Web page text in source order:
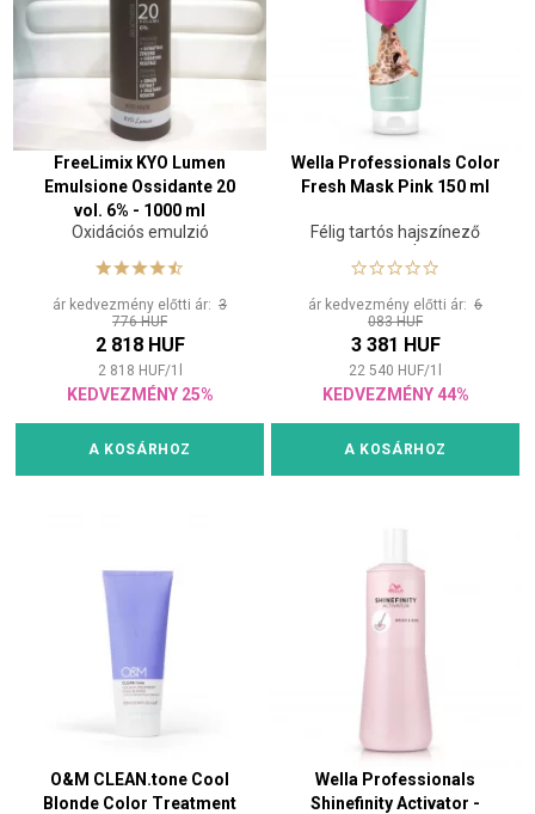
FreeLimix KYO Lumen
Emulsione Ossidante 20
vol. 6% - 1000 ml
Oxidációs emulzió
ár kedvezmény előtti ár: 3
776 HUF
2 818 HUF
2 818 HUF/1
KEDVEZMÉNY 25%
A KOSÁRHOZ
Wella Professionals Color
Fresh Mask Pink 150 ml
Félig tartós hajszínező
maszk
ár kedvezmény előtti ár: 6
083 HUF
3 381 HUF
22 540 HUF/1
KEDVEZMÉNY 44%
A KOSÁRHOZ
O&M CLEAN.tone Cool
Blonde Color Treatment
Wella Professionals
Shinefinity Activator -